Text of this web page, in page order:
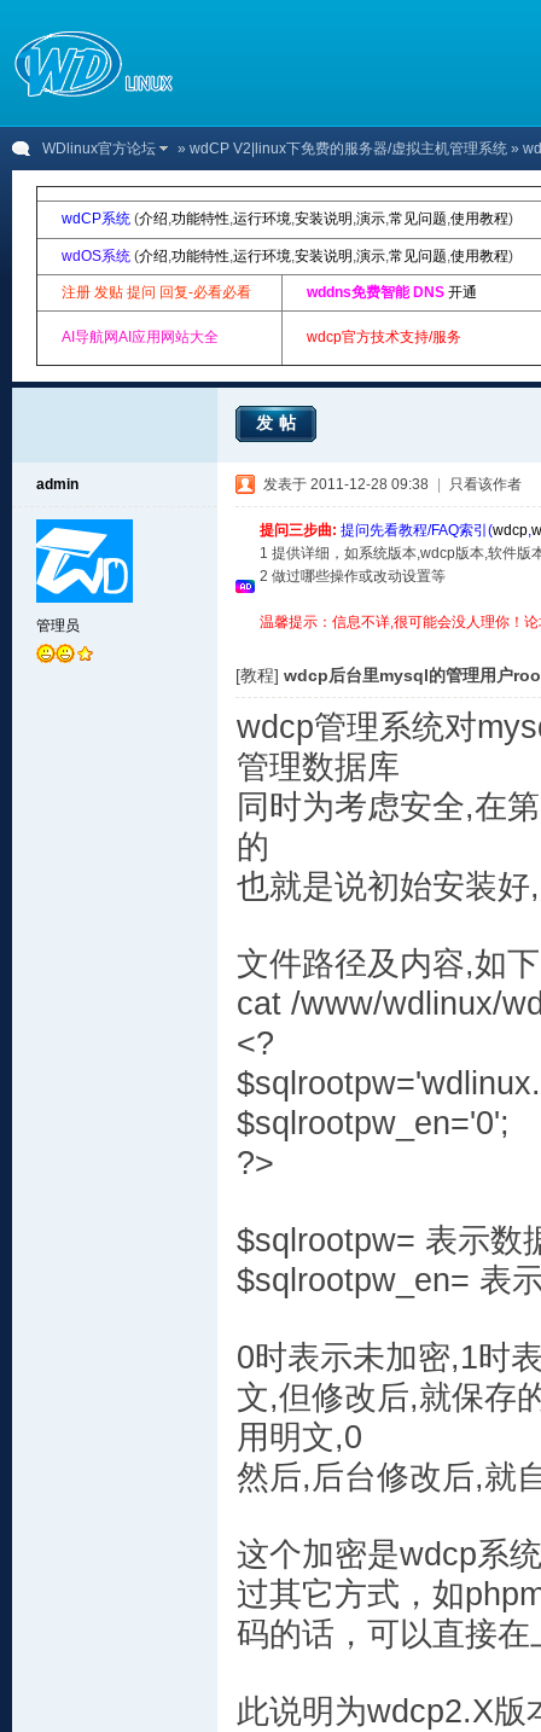
WDlinux官方论坛 » wdCP V2|linux下免费的服务器/虚拟主机管理系统 »
wdCP系统 (介绍,功能特性,运行环境,安装说明 ,演示,常见问题,使用教程)
wdOS系统 (介绍,功能特性,运行环境,安装说明 ,演示,常见问题,使用教程)
注册 发贴 提问 回复-必看必看 wddns免费智能 DNS 开通
AI导航网AI应用网站大全 wdcp官方技术支持/服务
发帖
admin
管理员
发表于 2011-12-28 09:38 只看该作者
提问三步曲: 提问先看教程/FAQ索引(wdcp,
1 提供详细，如系统版本,wdcp版本,软件版
2 做过哪些操作或改动设置等
温馨提示：信息不详,很可能会没人理你！
[教程] wdcp后台里mysql的管理用户
wdcp管理系统对
管理数据库
同时为考虑安全,在
的
也就是说初始安装
文件路径及内容,如下
cat /www/wdlinux/
<?
$sqlrootpw_en='0';
?>
$sqlrootpw= 表示数
$sqlrootpw_en= 表
0时表示未加密,1时
文,但修改后,就保存
用明文,0
然后,后台修改后,就
这个加密是wdcp系
过其它方式，如
码的话，可以直接
此说明为wdcp2.X版